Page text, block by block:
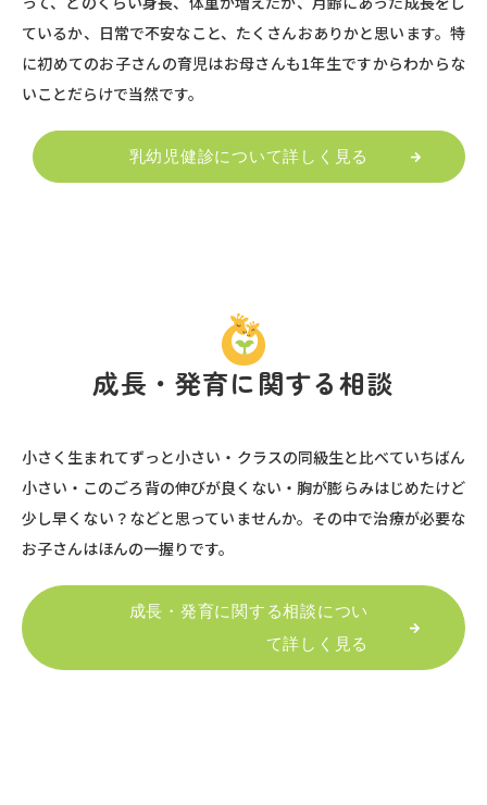
ているか、日常で不安なこと、たくさんおありかと思います。特
に初めてのお子さんの育児はお母さんも1年生ですからわからな
いことだらけで当然です。
乳幼児健診について詳しく見る
成長・発育に関する相談
小さく生まれてずっと小さい・クラスの同級生と比べていちばん
小さい・このごろ背の伸びが良くない・胸が膨らみはじめたけど
少し早くない？などと思っていませんか。その中で治療が必要な
お子さんはほんの一握りです。
成長・発育に関する相談につい
て詳しく見る